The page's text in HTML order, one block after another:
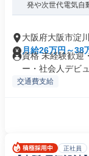
発や次世代電気自
大阪府大阪市淀
月給26万円～38
資格 未経験歓迎
ー・社会人デビ
交通費支給
正社員